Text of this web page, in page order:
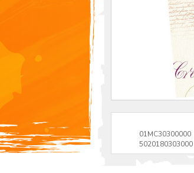
01MC30300000
5020180303000